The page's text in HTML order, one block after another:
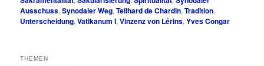
Ausschuss,Synodaler Weg,Teilhard de Chardin,Tradition,
Unterscheidung,Vatikanum I,Vinzenz von Lérins,Yves Congar
THEMEN